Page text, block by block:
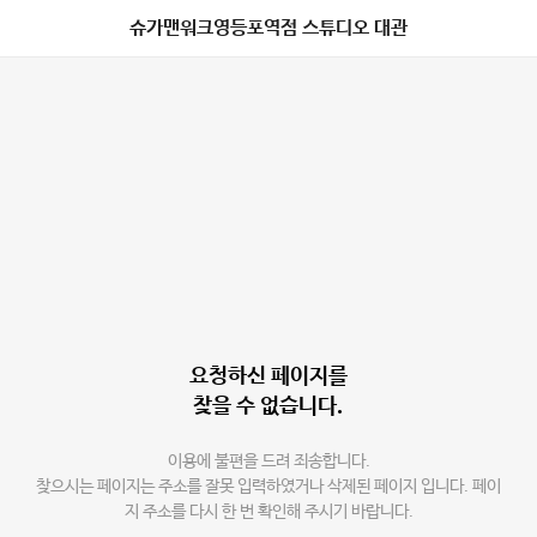
슈가맨워크영등포역점 스튜디오 대관
요청하신 페이지를
찾을 수 없습니다.
이용에 불편을 드려 죄송합니다.
찾으시는 페이지는 주소를 잘못 입력하였거나 삭제된 페이지 입니다. 페이
지 주소를 다시 한 번 확인해 주시기 바랍니다.